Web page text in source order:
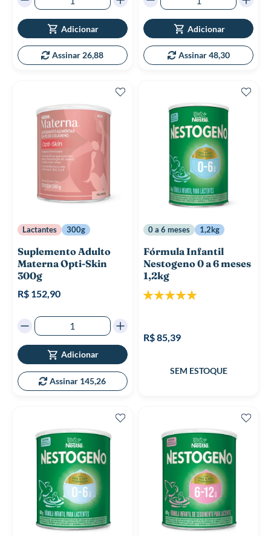
Adicionar
Assinar 26,88
Adicionar
Assinar 48,30
Lactantes 300g
Suplemento Adulto
Materna Opti-Skin
300g
R$ 152,90
Adicionar
Assinar 145,26
0 a 6 meses 1,2kg
Fórmula Infantil
Nestogeno 0 a 6 meses
1,2kg
Classificação:
R$ 85,39